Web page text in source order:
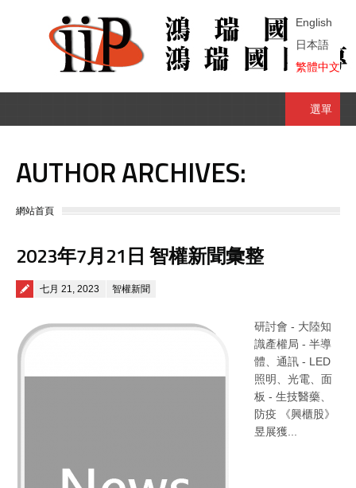
English
日本語
繁體中文
選單
AUTHOR ARCHIVES:
You are here:
網站首頁
2023年7月21日 智權新聞彙整
Posted on
七月 21, 2023 智權新聞
研討會 - 大陸知
識產權局 - 半導
體、通訊 - LED
照明、光電、面
板 - 生技醫藥、
防疫 《興櫃股》
昱展獲...